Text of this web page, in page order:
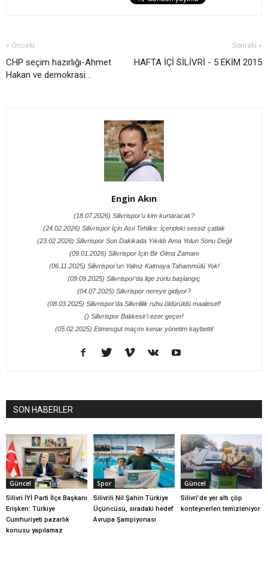
« Önceki
CHP seçim hazırlığı-Ahmet
Hakan ve demokrasi...
Sonraki »
HAFTA İÇİ SİLİVRİ - 5 EKİM 2015
Engin Akın
(18.07.2026) Silivrispor'u kim kurtaracak?
(24.02.2026) Silivrispor İçin Asıl Tehlike: İçerideki sessiz çatlak
(23.02.2026) Silivrispor Son Dakikada Yıkıldı Ama Yolun Sonu Değil
(09.01.2026) Silivrispor İçin Bir Olma Zamanı
(06.11.2025) Silivrispor’un Yalnız Kalmaya Tahammülü Yok!
(09.09.2025) Silivrispor’da lige zorlu başlangıç
(04.07.2025) Silivrispor nereye gidiyor?
(08.03.2025) Silivrispor’da Silivrililik ruhu öldürüldü maalesef!
() Silivrispor Balıkesir'i ezer geçer!
(05.02.2025) Etimesgut maçını kenar yönetim kaybetti!
SON HABERLER
Güncel
Silivri İYİ Parti İlçe Başkanı
Erişken: Türkiye
Cumhuriyeti pazarlık
konusu yapılamaz
Spor
Silivrili Nil Şahin Türkiye
Üçüncüsü, sıradaki hedef
Avrupa Şampiyonası
Güncel
Silivri’de yer altı çöp
konteynerleri temizleniyor